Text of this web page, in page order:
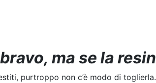
ma se la
purtroppo non c’è modo di